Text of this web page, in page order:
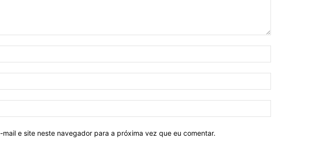
mail:*
mail e site neste navegador para a próxima vez que eu comentar.